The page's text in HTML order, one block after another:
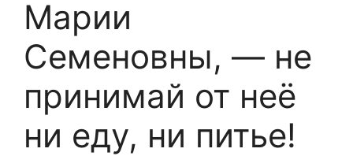
Марии
Семеновны, — не
принимай от неё
ни еду, ни питье!